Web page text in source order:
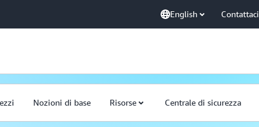
English Contattaci
Nozioni di base Risorse Centrale di sicurezza